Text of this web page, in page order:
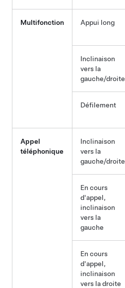
Multifonction Appui long
Inclinaison
vers la
gauche/droite
Défilement
Appel
téléphonique
Inclinaison
vers la
gauche/droite
En cours
d'appel,
inclinaison
vers la
gauche
En cours
d'appel,
inclinaison
vers la droite